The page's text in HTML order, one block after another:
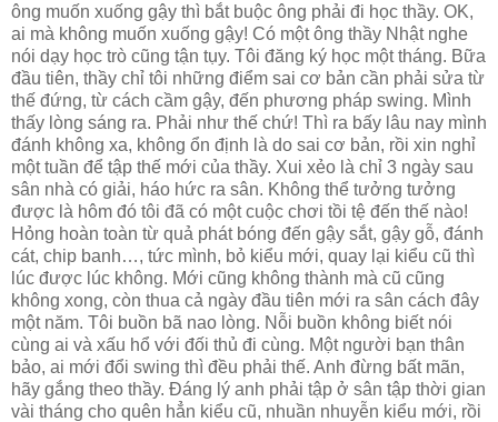
ông muốn xuống gậy thì bắt buộc ông phải đi học thầy. OK,
ai mà không muốn xuống gậy! Có một ông thầy Nhật nghe
nói dạy học trò cũng tận tụy. Tôi đăng ký học một tháng. Bữa
đầu tiên, thầy chỉ tôi những điểm sai cơ bản cần phải sửa từ
thế đứng, từ cách cầm gậy, đến phương pháp swing. Mình
thấy lòng sáng ra. Phải như thế chứ! Thì ra bấy lâu nay mình
đánh không xa, không ổn định là do sai cơ bản, rồi xin nghỉ
một tuần để tập thế mới của thầy. Xui xẻo là chỉ 3 ngày sau
sân nhà có giải, háo hức ra sân. Không thể tưởng tưởng
được là hôm đó tôi đã có một cuộc chơi tồi tệ đến thế nào!
Hỏng hoàn toàn từ quả phát bóng đến gậy sắt, gậy gỗ, đánh
cát, chip banh…, tức mình, bỏ kiểu mới, quay lại kiểu cũ thì
lúc được lúc không. Mới cũng không thành mà cũ cũng
không xong, còn thua cả ngày đầu tiên mới ra sân cách đây
một năm. Tôi buồn bã nao lòng. Nỗi buồn không biết nói
cùng ai và xấu hổ với đối thủ đi cùng. Một người bạn thân
bảo, ai mới đổi swing thì đều phải thế. Anh đừng bất mãn,
hãy gắng theo thầy. Đáng lý anh phải tập ở sân tập thời gian
vài tháng cho quên hẳn kiểu cũ, nhuần nhuyễn kiểu mới, rồi